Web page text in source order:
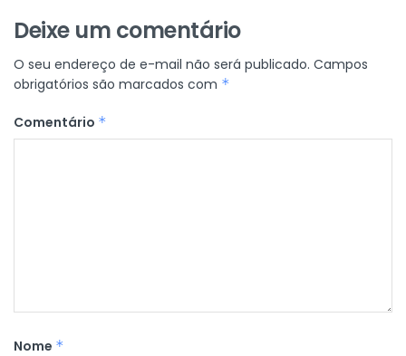
Deixe um comentário
O seu endereço de e-mail não será publicado. Campos
obrigatórios são marcados com *
Comentário *
Nome *